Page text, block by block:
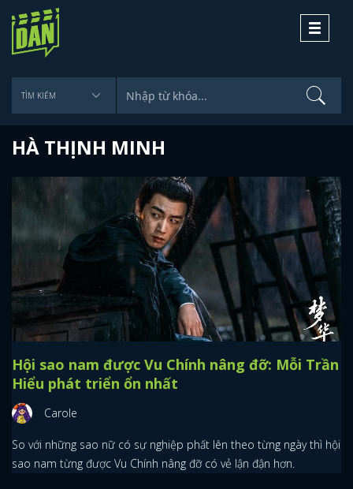
Toggle
HÀ THỊNH MINH
Hội sao nam được Vu Chính nâng đỡ: Mỗi Trần
Hiểu phát triển ổn nhất
Carole
So với những sao nữ có sự nghiệp phất lên theo từng ngày thì hội
sao nam từng được Vu Chính nâng đỡ có vẻ lận đận hơn.